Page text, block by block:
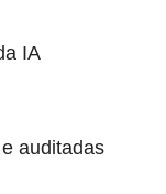
IA
auditadas